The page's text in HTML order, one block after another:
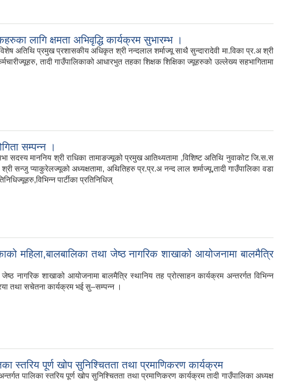
लागि क्षमता अभिवृद्धि कार्यक्रम सुभारम्भ ।
अतिथि प्रमुख प्रशासकीय अधिकृत श्री नन्दलाल शर्माज्यू साथै सुन्दारादेवी मा.विका प्र.अ श्री
तादी गाउँपालिकाको आधारभुत तहका शिक्षक शिक्षिका ज्यूहरुको उल्लेख्य सहभागितामा
सम्पन्न ।
माननिय श्री राधिका तामाङज्यूको प्रमुख आतिथ्यतामा ,विशिष्ट अतिथि नुवाकोट जि.स.स
सन्जु प्याकुरेलज्यूको अध्यक्षतामा, अथितिहरु प्र.प्र.अ नन्द लाल शर्माज्यू,तादी गाउँपालिका वडा
पार्टीका प्रतिनिधिज्
महिला,बालबालिका तथा जेष्ठ नागरिक शाखाको आयोजनामा बालमैत्रि
नागरिक शाखाको आयोजनामा बालमैत्रि स्थानिय तह प्रोत्साहन कार्यक्रम अन्तरर्गत विभिन्न
तथा सचेतना कार्यक्रम भई सु–सम्पन्न ।
स्तरिय पूर्ण खोप सुनिश्चितता तथा प्रमाणिकरण कार्यक्रम
पालिका स्तरिय पूर्ण खोप सुनिश्चितता तथा प्रमाणिकरण कार्यक्रम तादी गाउँपालिका अध्यक्ष